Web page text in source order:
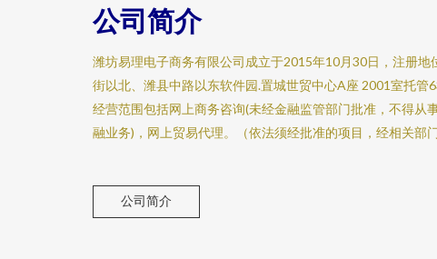
公司简介
潍坊易理电子商务有限公司成立于2015年10月30日，注册地
街以北、潍县中路以东软件园.置城世贸中心A座 2001室托管
经营范围包括网上商务咨询(未经金融监管部门批准，不得从
融业务)，网上贸易代理。（依法须经批准的项目，经相关部
公司简介